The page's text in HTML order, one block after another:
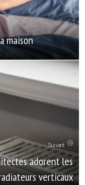
maison
Suivant
adorent les
verticaux